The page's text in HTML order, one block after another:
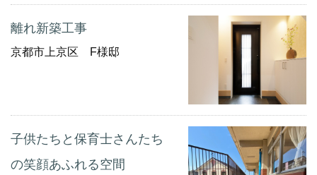
離れ新築工事
京都市上京区 F様邸
子供たちと保育士さんたち
の笑顔あふれる空間